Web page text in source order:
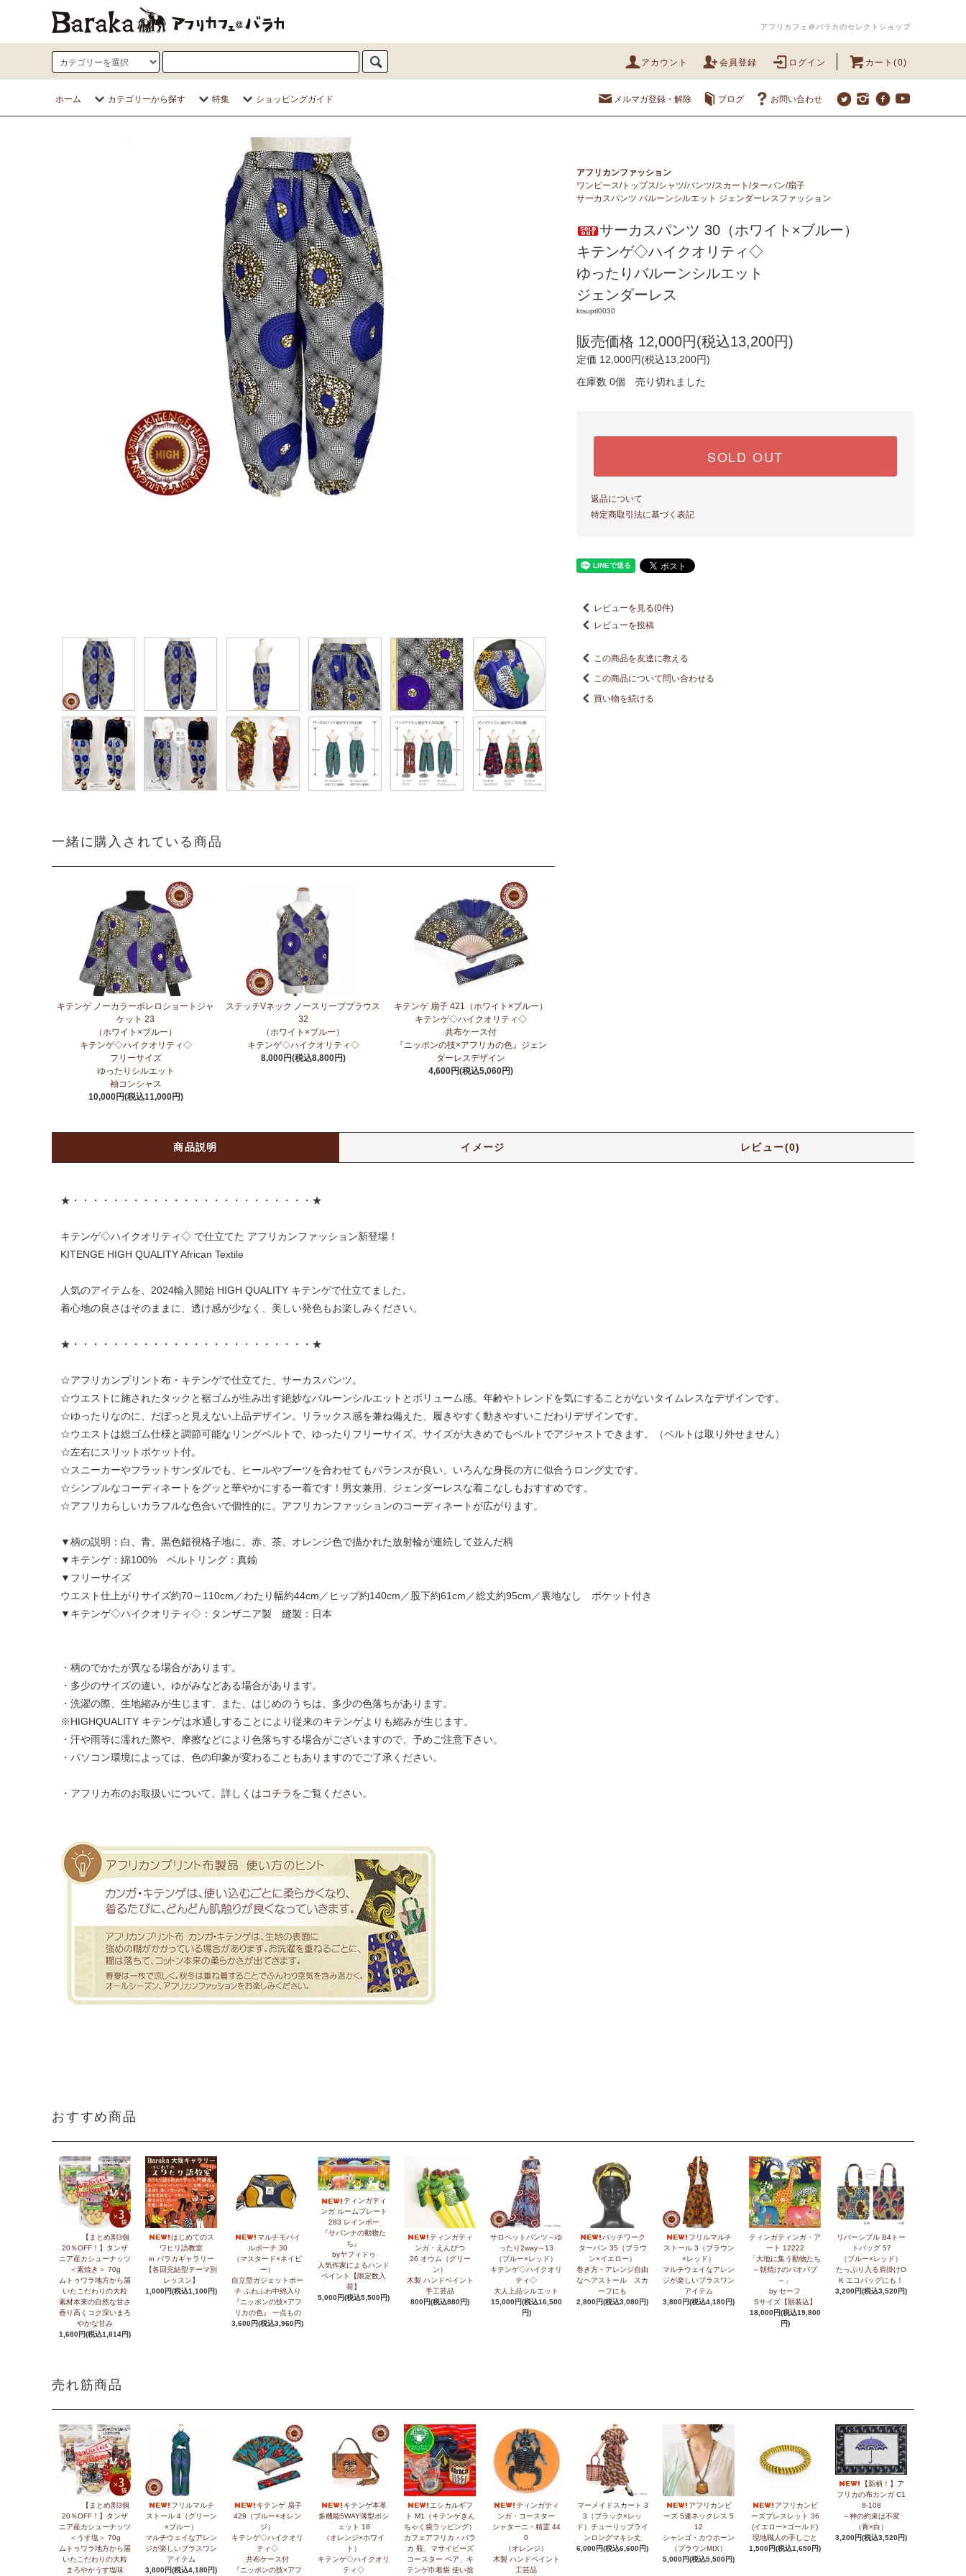
アフリカフェ＠バラカのセレクトショップ
アカウント 会員登録 ログイン カート(0)
ホーム カテゴリーから探す 特集 ショッピングガイド メルマガ登録・解除 ブログ お問い合わせ
一緒に購入されている商品
キテンゲ ノーカラーボレロショートジャ
ケット 23
（ホワイト×ブルー）
キテンゲ◇ハイクオリティ◇
フリーサイズ
ゆったりシルエット
袖コンシャス
10,000円(税込11,000円)
ステッチVネック ノースリーブブラウス
32
（ホワイト×ブルー）
キテンゲ◇ハイクオリティ◇
8,000円(税込8,800円)
キテンゲ 扇子 421（ホワイト×ブルー）
キテンゲ◇ハイクオリティ◇
共布ケース付
『ニッポンの技×アフリカの色』ジェン
ダーレスデザイン
4,600円(税込5,060円)
アフリカンファッション
ワンピース/トップス/シャツ/パンツ/スカート/ターバン/扇子
サーカスパンツ バルーンシルエット ジェンダーレスファッション
サーカスパンツ 30（ホワイト×ブルー）
キテンゲ◇ハイクオリティ◇
ゆったりバルーンシルエット
ジェンダーレス
ktsuptl0030
販売価格 12,000円(税込13,200円)
定価 12,000円(税込13,200円)
在庫数 0個 売り切れました
SOLD OUT
返品について
特定商取引法に基づく表記
レビューを見る(0件)
レビューを投稿
この商品を友達に教える
この商品について問い合わせる
買い物を続ける
商品説明 イメージ レビュー(0)
★・・・・・・・・・・・・・・・・・・・・・・・・★
キテンゲ◇ハイクオリティ◇ で仕立てた アフリカンファッション新登場！
KITENGE HIGH QUALITY African Textile
人気のアイテムを、2024輸入開始 HIGH QUALITY キテンゲで仕立てました。
着心地の良さはそのままに、透け感が少なく、美しい発色もお楽しみください。
★・・・・・・・・・・・・・・・・・・・・・・・・★
☆アフリカンプリント布・キテンゲで仕立てた、サーカスパンツ。
☆ウエストに施されたタックと裾ゴムが生み出す絶妙なバルーンシルエットとボリューム感。年齢やトレンドを気にすることがないタイムレスなデザインです。
☆ゆったりなのに、だぼっと見えない上品デザイン。リラックス感を兼ね備えた、履きやすく動きやすいこだわりデザインです。
☆ウエストは総ゴム仕様と調節可能なリングベルトで、ゆったりフリーサイズ。サイズが大きめでもベルトでアジャストできます。（ベルトは取り外せません）
☆左右にスリットポケット付。
☆スニーカーやフラットサンダルでも、ヒールやブーツを合わせてもバランスが良い、いろんな身長の方に似合うロング丈です。
☆シンプルなコーディネートをグッと華やかにする一着です！男女兼用、ジェンダーレスな着こなしもおすすめです。
☆アフリカらしいカラフルな色合いで個性的に。アフリカンファッションのコーディネートが広がります。
▼柄の説明：白、青、黒色錯視格子地に、赤、茶、オレンジ色で描かれた放射輪が連続して並んだ柄
▼キテンゲ：綿100% ベルトリング：真鍮
▼フリーサイズ
ウエスト仕上がりサイズ約70～110cm／わたり幅約44cm／ヒップ約140cm／股下約61cm／総丈約95cm／裏地なし ポケット付き
▼キテンゲ◇ハイクオリティ◇：タンザニア製 縫製：日本
・柄のでかたが異なる場合があります。
・多少のサイズの違い、ゆがみなどある場合があります。
・洗濯の際、生地縮みが生じます、また、はじめのうちは、多少の色落ちがあります。
※HIGHQUALITY キテンゲは水通しすることにより従来のキテンゲよりも縮みが生じます。
・汗や雨等に濡れた際や、摩擦などにより色落ちする場合がございますので、予めご注意下さい。
・パソコン環境によっては、色の印象が変わることもありますのでご了承ください。
・アフリカ布のお取扱いについて、詳しくはコチラをご覧ください。
おすすめ商品
【まとめ割3個
20％OFF！】タンザ
ニア産カシューナッツ
＜素焼き＞ 70g
ムトゥワラ地方から届
いたこだわりの大粒
素材本来の自然な甘さ
香り高くコク深いまろ
やかな甘み
1,680円(税込1,814円)
はじめてのス
ワヒリ語教室
in バラカギャラリー
【各回完結型テーマ別
レッスン】
1,000円(税込1,100円)
マルチモバイ
ルポーチ 30
（マスタード×ネイビ
ー）
自立型ガジェットポー
チ ふわふわ中綿入り
『ニッポンの技×アフ
リカの色』 一点もの
3,600円(税込3,960円)
ティンガティ
ンガ ルームプレート
283 レインボー
『サバンナの動物た
ち』
byヤフィドゥ
人気作家によるハンド
ペイント【限定数入
荷】
5,000円(税込5,500円)
ティンガティ
ンガ・えんぴつ
26 オウム（グリー
ン）
木製 ハンドペイント
手工芸品
800円(税込880円)
サロペットパンツ～ゆ
ったり2way～13
（ブルー×レッド）
キテンゲ◇ハイクオリ
ティ◇
大人上品シルエット
15,000円(税込16,500
円)
パッチワーク
ターバン 35（ブラウ
ン×イエロー）
巻き方・アレンジ自由
なヘアストール スカ
ーフにも
2,800円(税込3,080円)
フリルマルチ
ストール 3（ブラウン
×レッド）
マルチウェイなアレン
ジが楽しいプラスワン
アイテム
3,800円(税込4,180円)
ティンガティンガ・ア
ート 12222
「大地に集う動物たち
～朝焼けのバオバブ
～」
by セーフ
Sサイズ【額装込】
18,000円(税込19,800
円)
リバーシブル B4トー
トバッグ 57
（ブルー×レッド）
たっぷり入る肩掛けO
K エコバッグにも！
3,200円(税込3,520円)
売れ筋商品
【まとめ割3個
20％OFF！】タンザ
ニア産カシューナッツ
＜うす塩＞ 70g
ムトゥワラ地方から届
いたこだわりの大粒
まろやかうす塩味
フリルマルチ
ストール 4（グリーン
×ブルー）
マルチウェイなアレン
ジが楽しいプラスワン
アイテム
3,800円(税込4,180円)
キテンゲ 扇子
429（ブルー×オレン
ジ）
キテンゲ◇ハイクオリ
ティ◇
共布ケース付
『ニッポンの技×アフ
キテンゲ本革
多機能5WAY薄型ポシ
ェット 18
（オレンジ×ホワイ
ト）
キテンゲ◇ハイクオリ
ティ◇
エシカルギフ
ト M1（キテンゲきん
ちゃく袋ラッピング）
カフェアフリカ・バラ
カ 瓶、マサイビーズ
コースター ペア、キ
テンゲ巾着袋 使い捨
ティンガティ
ンガ・コースター
シャターニ・精霊 44
0
（オレンジ）
木製 ハンドペイント
工芸品
マーメイドスカート 3
3（ブラック×レッ
ド）チューリップライ
ンロングマキシ丈
6,000円(税込6,600円)
アフリカンビ
ーズ 5連ネックレス 5
12
シャンゴ・カウホーン
（ブラウンMIX）
5,000円(税込5,500円)
アフリカンビ
ーズブレスレット 36
(イエロー×ゴールド)
現地職人の手しごと
1,500円(税込1,650円)
【新柄！】ア
フリカの布カンガ C1
8-108
～神の約束は不変
（青×白）
3,200円(税込3,520円)